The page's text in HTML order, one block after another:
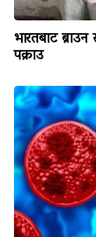
भारतबाट
पक्राउ